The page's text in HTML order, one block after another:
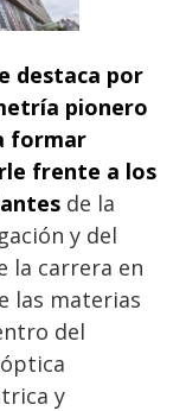
destaca por
pionero
formar
frente a los
de la
y del
la carrera en
las materias
del
y